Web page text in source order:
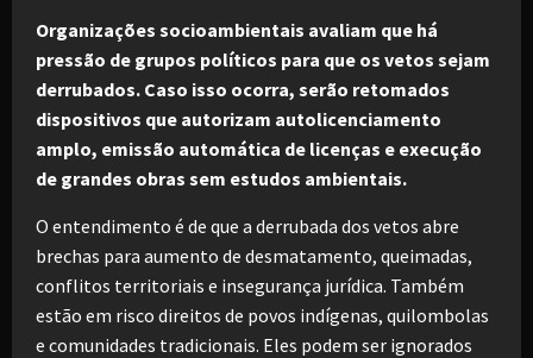
Organizações socioambientais avaliam que há
pressão de grupos políticos para que os vetos sejam
derrubados. Caso isso ocorra, serão retomados
dispositivos que autorizam autolicenciamento
amplo, emissão automática de licenças e execução
de grandes obras sem estudos ambientais.
O entendimento é de que a derrubada dos vetos abre
brechas para aumento de desmatamento, queimadas,
conflitos territoriais e insegurança jurídica. Também
estão em risco direitos de povos indígenas, quilombolas
e comunidades tradicionais. Eles podem ser ignorados